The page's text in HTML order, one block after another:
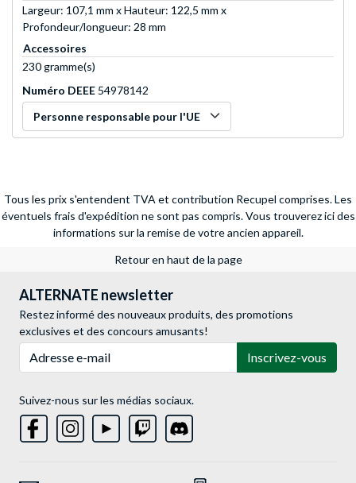
Largeur: 107,1 mm x Hauteur: 122,5 mm x
Profondeur/longueur: 28 mm
Accessoires
230 gramme(s)
Numéro DEEE 54978142
Personne responsable pour l'UE
Tous les prix s'entendent TVA et contribution Recupel comprises. Les
éventuels frais d'expédition ne sont pas compris. Vous trouverez ici des
informations sur la remise de votre ancien appareil.
Retour en haut de la page
ALTERNATE newsletter
Restez informé des nouveaux produits, des promotions
exclusives et des concours amusants!
Inscrivez-vous
Suivez-nous sur les médias sociaux.